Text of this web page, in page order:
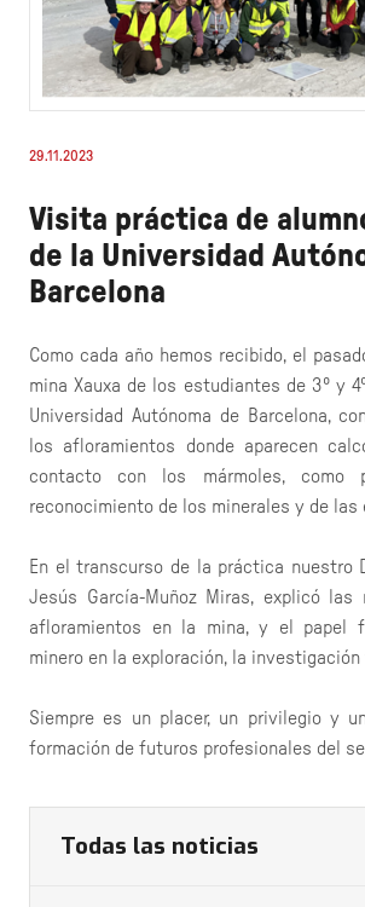
29.11.2023
Visita práctica de
de la Universidad
Barcelona
Como cada año hemos recibido, el
mina Xauxa de los estudiantes de 3º y
Universidad Autónoma de Barcelona,
los afloramientos donde aparecen
contacto con los mármoles, como
reconocimiento de los minerales y de
En el transcurso de la práctica nuestro
Jesús García-Muñoz Miras, explicó las
afloramientos en la mina, y el papel
minero en la exploración, la
Siempre es un placer, un privilegio y
formación de futuros profesionales del
Todas las noticias